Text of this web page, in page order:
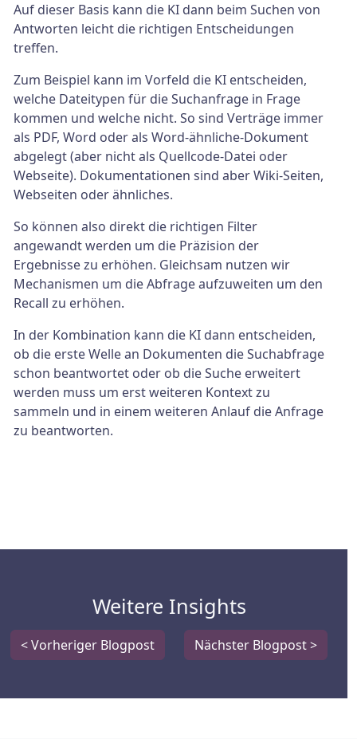
Auf dieser Basis kann die KI dann beim Suchen von
Antworten leicht die richtigen Entscheidungen
treffen.
Zum Beispiel kann im Vorfeld die KI entscheiden,
welche Dateitypen für die Suchanfrage in Frage
kommen und welche nicht. So sind Verträge immer
als PDF, Word oder als Word-ähnliche-Dokument
abgelegt (aber nicht als Quellcode-Datei oder
Webseite). Dokumentationen sind aber Wiki-Seiten,
Webseiten oder ähnliches.
So können also direkt die richtigen Filter
angewandt werden um die Präzision der
Ergebnisse zu erhöhen. Gleichsam nutzen wir
Mechanismen um die Abfrage aufzuweiten um den
Recall zu erhöhen.
In der Kombination kann die KI dann entscheiden,
ob die erste Welle an Dokumenten die Suchabfrage
schon beantwortet oder ob die Suche erweitert
werden muss um erst weiteren Kontext zu
sammeln und in einem weiteren Anlauf die Anfrage
zu beantworten.
Weitere Insights
< Vorheriger Blogpost Nächster Blogpost >